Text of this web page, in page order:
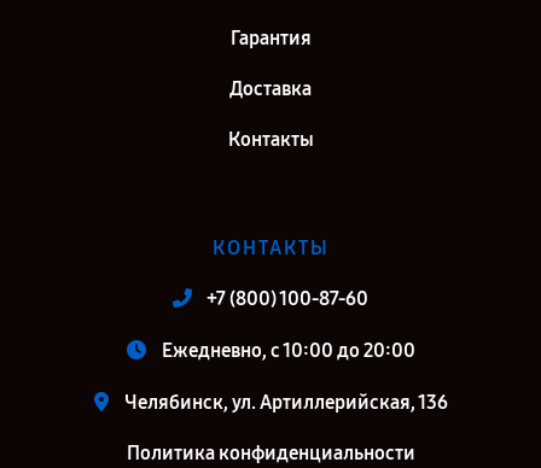
Гарантия
Доставка
Контакты
КОНТАКТЫ
+7 (800) 100-87-60
Ежедневно, с 10:00 до 20:00
Челябинск, ул. Артиллерийская, 136
Политика конфиденциальности